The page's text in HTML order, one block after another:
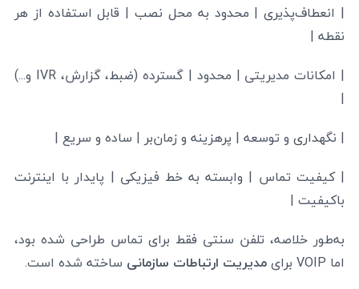
| انعطاف‌پذیری | محدود به محل نصب | قابل استفاده از هر
نقطه |
| امکانات مدیریتی | محدود | گسترده (ضبط، گزارش، IVR و...)
|
| نگهداری و توسعه | پرهزینه و زمان‌بر | ساده و سریع |
| کیفیت تماس | وابسته به خط فیزیکی | پایدار با اینترنت
باکیفیت |
به‌طور خلاصه، تلفن سنتی فقط برای تماس طراحی شده بود،
اما VOIP برای
مدیریت ارتباطات سازمانی ساخته شده است.